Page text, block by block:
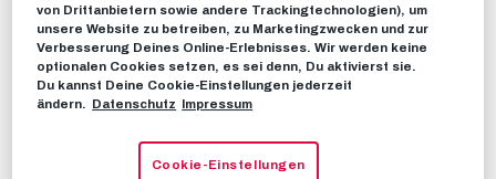
STIMMEN
Pressekonferenz vor dem Spiel
gegen Sturm Graz
STIMMEN
von Drittanbietern sowie andere Trackingtechnologien), um
unsere Website zu betreiben, zu Marketingzwecken und zur
Verbesserung Deines Online-Erlebnisses. Wir werden keine
optionalen Cookies setzen, es sei denn, Du aktivierst sie.
Du kannst Deine Cookie-Einstellungen jederzeit
ändern.
Datenschutz Impressum
Cookie-Einstellungen